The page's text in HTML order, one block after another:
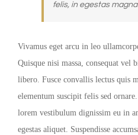
felis, in egestas
Vivamus eget arcu in leo
Quisque nisi massa, consequat vel
libero. Fusce convallis lectus quis
elementum suscipit felis sed
lorem vestibulum dignissim eu in
egestas aliquet. Suspendisse